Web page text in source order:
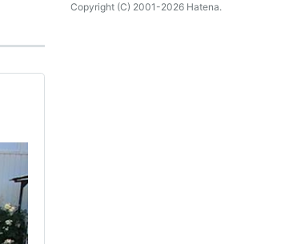
Copyright (C) 2001-2026 Hatena.